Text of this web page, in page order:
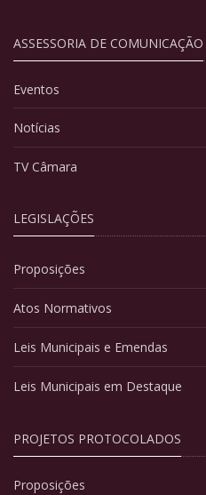
ASSESSORIA DE COMUNICAÇÃO
Eventos
Notícias
TV Câmara
LEGISLAÇÕES
Proposições
Atos Normativos
Leis Municipais e Emendas
Leis Municipais em Destaque
PROJETOS PROTOCOLADOS
Proposições